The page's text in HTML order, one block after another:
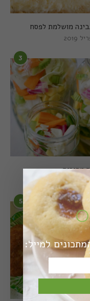
מושלמת לפסח
3
מהירים
5
למייל: